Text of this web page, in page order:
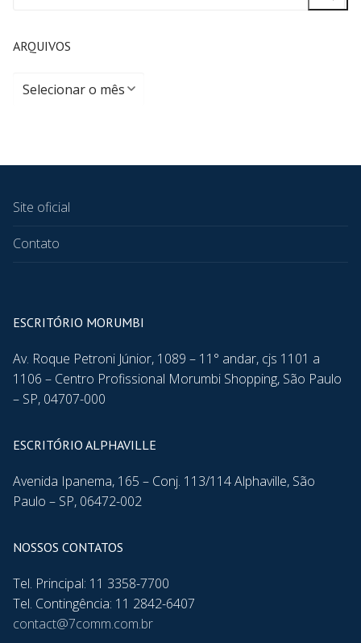
ARQUIVOS
Site oficial
Contato
ESCRITÓRIO MORUMBI
Av. Roque Petroni Júnior, 1089 – 11° andar, cjs 1101 a
1106 – Centro Profissional Morumbi Shopping, São Paulo
– SP, 04707-000
ESCRITÓRIO ALPHAVILLE
Avenida Ipanema, 165 – Conj. 113/114 Alphaville, São
Paulo – SP, 06472-002
NOSSOS CONTATOS
Tel. Principal: 11 3358-7700
Tel. Contingência: 11 2842-6407
contact@7comm.com.br